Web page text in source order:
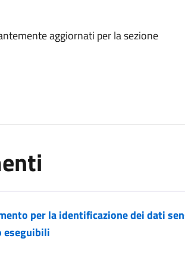
aggiornati per la sezione
per la identificazione dei dati